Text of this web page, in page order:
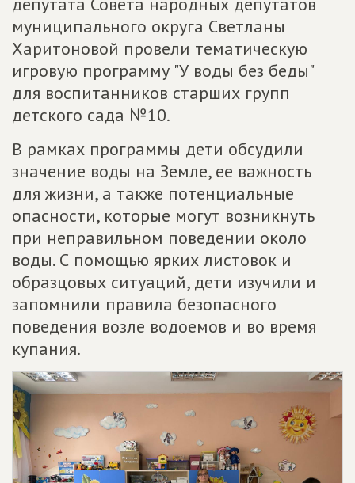
муниципального округа Светланы
Харитоновой провели тематическую
игровую программу "У воды без беды"
для воспитанников старших групп
детского сада №10.
В рамках программы дети обсудили
значение воды на Земле, ее важность
для жизни, а также потенциальные
опасности, которые могут возникнуть
при неправильном поведении около
воды. С помощью ярких листовок и
образцовых ситуаций, дети изучили и
запомнили правила безопасного
поведения возле водоемов и во время
купания.